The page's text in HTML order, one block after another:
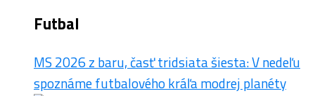
Futbal
MS 2026 z baru, časť tridsiata šiesta: V nedeľu
spoznáme futbalového kráľa modrej planéty